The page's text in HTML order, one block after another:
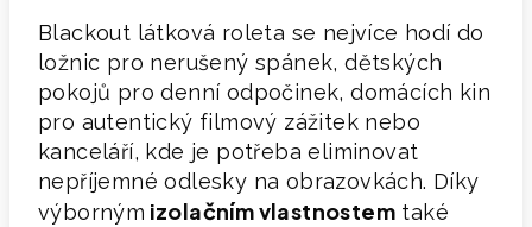
Blackout látková roleta se nejvíce hodí do
ložnic pro nerušený spánek, dětských
pokojů pro denní odpočinek, domácích kin
pro autentický filmový zážitek nebo
kanceláří, kde je potřeba eliminovat
nepříjemné odlesky na obrazovkách. Díky
výborným izolačním vlastnostem také